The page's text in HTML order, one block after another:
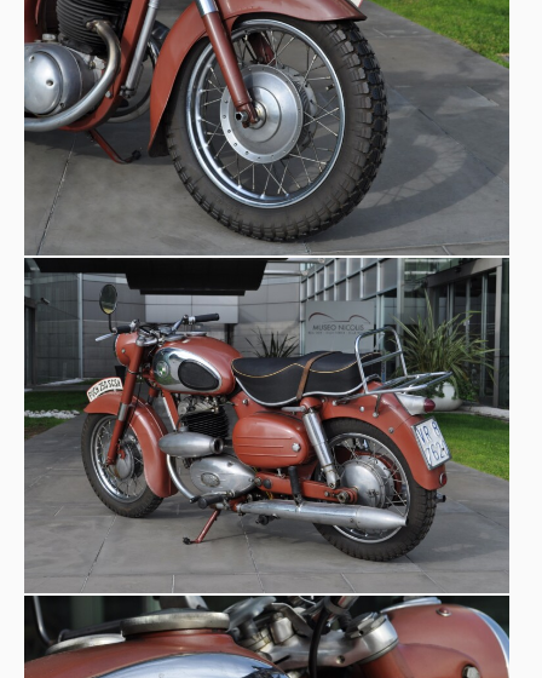
garantiva un funzionamento fluido e prestazioni
sorprendenti per l’epoca. Negli Stati Uniti, fu venduta
tramite il catalogo Sears come "Allstate 250" o
"Twingle", dove divenne famosa come la prima moto per
molti appassionati americani“My first bike”.
ra il 1°
ottobre 1953 e il 1969 (venduta fino al 1970), furono
realizzate
38.584 unità.Laversione SGSera quella
sportiva, caratterizzata anche dal robustotelaio a guscio
(Schalenrahmen) sviluppato da Erwin Musger e Alfred
Oswald nel 1953.
Aneddoti e curiosità:il soprannome “Twingle” fu coniato
da Sears per il pubblico statunitense, semplificando il
concetto di motore “a doppio pistone”, e testimonia la
straordinaria diffusione del modello oltreoceano.
Prestazioni e dati tecnici:Motore: 248 cm³, split-single
due tempi, circa 16–16,5 CV. Velocità massima: circa
110 km/h (seduti) fino a ~122 km/h (in posizione
aerodinamica).Peso: ~155 kg.Consumo: circa
3,3 l/100 km. Dotata di freni a tamburo, trasmissione a
catena, cambio a 4 marce, kick-start, serbatoio da 13 l.